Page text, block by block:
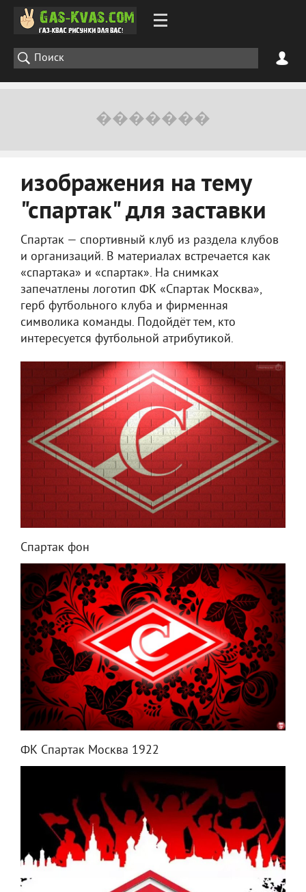
изображения на тему
"спартак" для заставки
Спартак — спортивный клуб из раздела клубов
и организаций. В материалах встречается как
«спартака» и «спартак». На снимках
запечатлены логотип ФК «Спартак Москва»,
герб футбольного клуба и фирменная
символика команды. Подойдёт тем, кто
интересуется футбольной атрибутикой.
Спартак фон
ФК Спартак Москва 1922